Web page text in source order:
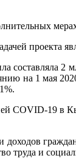
проекта
составляла
на 1 мая
COVID-19 в
доходов
труда и